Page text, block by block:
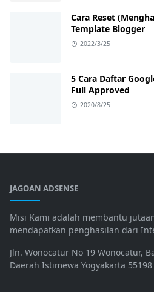
Cara Reset
Template Blogger
2022/3/25
5 Cara Daftar
Full Approved
2020/8/25
JAGOAN ADSENSE
Misi Kami adalah membantu
mendapatkan penghasilan dari
Jln. Wonocatur No 19 Wonocatur,
Daerah Istimewa Yogyakarta 55198